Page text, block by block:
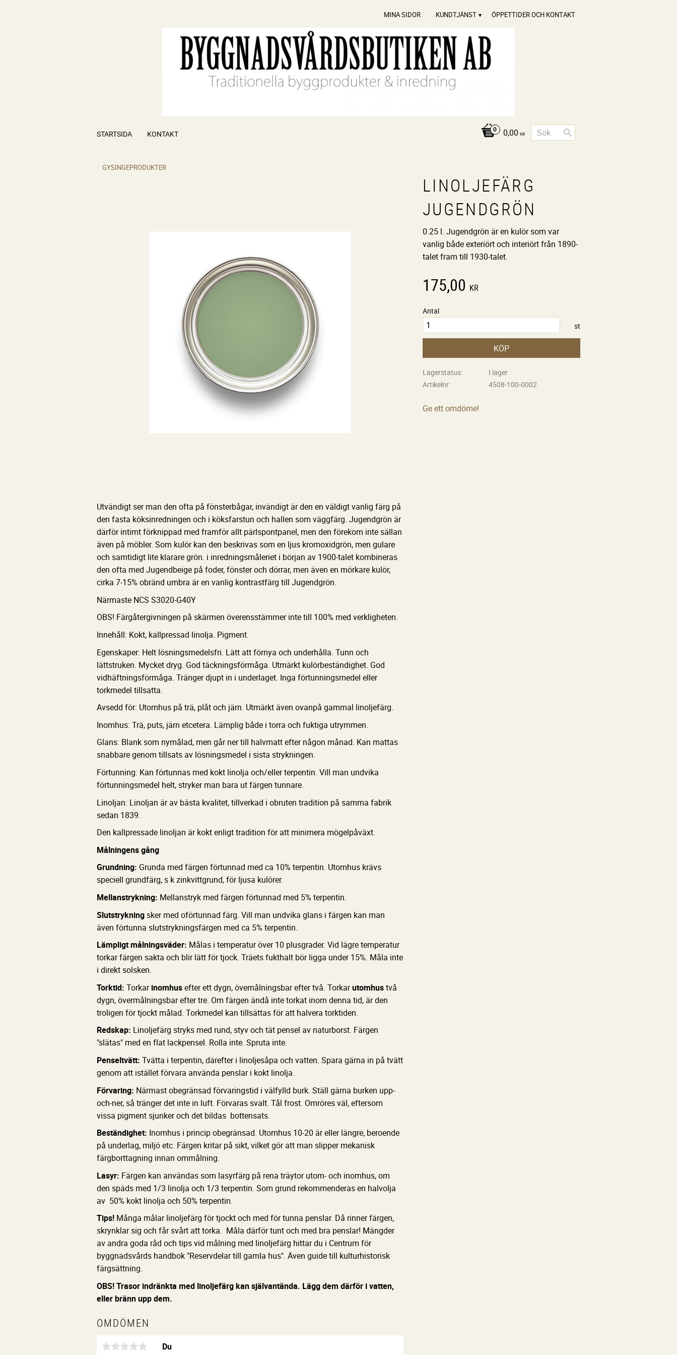
MINA SIDOR KUNDTJÄNST ÖPPETTIDER OCH KONTAKT
0,00 KR
STARTSIDA KONTAKT
GYSINGEPRODUKTER
LINOLJEFÄRG
JUGENDGRÖN
0.25 l. Jugendgrön är en kulör som var
vanlig både exteriört och interiört från 1890-
talet fram till 1930-talet.
175,00 KR
Antal
st
KÖP
Lagerstatus
I lager
Artikelnr
4508-100-0002
Ge ett omdöme!
Utvändigt ser man den ofta på fönsterbågar, invändigt är den en väldigt vanlig färg på
den fasta köksinredningen och i köksfarstun och hallen som väggfärg. Jugendgrön är
därför intimt förknippad med framför allt pärlspontpanel, men den förekom inte sällan
även på möbler. Som kulör kan den beskrivas som en ljus kromoxidgrön, men gulare
och samtidigt lite klarare grön. i inredningsmåleriet i början av 1900-talet kombineras
den ofta med Jugendbeige på foder, fönster och dörrar, men även en mörkare kulör,
cirka 7-15% obränd umbra är en vanlig kontrastfärg till Jugendgrön.
Närmaste NCS S3020-G40Y
OBS! Färgåtergivningen på skärmen överensstämmer inte till 100% med verkligheten.
Innehåll: Kokt, kallpressad linolja. Pigment.
Egenskaper: Helt lösningsmedelsfri. Lätt att förnya och underhålla. Tunn och
lättstruken. Mycket dryg. God täckningsförmåga. Utmärkt kulörbeständighet. God
vidhäftningsförmåga. Tränger djupt in i underlaget. Inga förtunningsmedel eller
torkmedel tillsatta.
Avsedd för: Utomhus på trä, plåt och järn. Utmärkt även ovanpå gammal linoljefärg.
Inomhus: Trä, puts, järn etcetera. Lämplig både i torra och fuktiga utrymmen.
Glans: Blank som nymålad, men går ner till halvmatt efter någon månad. Kan mattas
snabbare genom tillsats av lösningsmedel i sista strykningen.
Förtunning: Kan förtunnas med kokt linolja och/eller terpentin. Vill man undvika
förtunningsmedel helt, stryker man bara ut färgen tunnare.
Linoljan: Linoljan är av bästa kvalitet, tillverkad i obruten tradition på samma fabrik
sedan 1839.
Den kallpressade linoljan är kokt enligt tradition för att minimera mögelpåväxt.
Målningens gång
Grundning: Grunda med färgen förtunnad med ca 10% terpentin. Utomhus krävs
speciell grundfärg, s k zinkvittgrund, för ljusa kulörer.
Mellanstrykning: Mellanstryk med färgen förtunnad med 5% terpentin.
Slutstrykningsker med oförtunnad färg. Vill man undvika glans i färgen kan man
även förtunna slutstrykningsfärgen med ca 5% terpentin.
Lämpligt målningsväder: Målas i temperatur över 10 plusgrader. Vid lägre temperatur
torkar färgen sakta och blir lätt för tjock. Träets fukthalt bör ligga under 15%. Måla inte
i direkt solsken.
Torktid: Torkarinomhusefter ett dygn, övemålningsbar efter två. Torkarutomhustvå
dygn, övermålningsbar efter tre. Om färgen ändå inte torkat inom denna tid, är den
troligen för tjockt målad. Torkmedel kan tillsättas för att halvera torktiden.
Redskap: Linoljefärg stryks med rund, styv och tät pensel av naturborst. Färgen
"slätas" med en flat lackpensel. Rolla inte. Spruta inte.
Penseltvätt: Tvätta i terpentin, därefter i linoljesåpa och vatten. Spara gärna in på tvätt
genom att istället förvara använda penslar i kokt linolja.
Förvaring: Närmast obegränsad förvaringstid i välfylld burk. Ställ gärna burken upp-
och-ner, så tränger det inte in luft. Förvaras svalt. Tål frost. Omröres väl, eftersom
vissa pigment sjunker och det bildas bottensats.
Beständighet: Inomhus i princip obegränsad. Utomhus 10-20 är eller längre, beroende
på underlag, miljö etc. Färgen kritar på sikt, vilket gör att man slipper mekanisk
färgborttagning innan ommålning.
Lasyr: Färgen kan användas som lasyrfärg på rena träytor utom- och inomhus, om
den späds med 1/3 linolja och 1/3 terpentin. Som grund rekommenderas en halvolja
av 50% kokt linolja och 50% terpentin.
Tips! Många målar linoljefärg för tjockt och med för tunna penslar. Då rinner färgen,
skrynklar sig och får svårt att torka. Måla därför tunt och med bra penslar! Mängder
av andra goda råd och tips vid målning med linoljefärg hittar du i Centrum för
byggnadsvårds handbok "Reservdelar till gamla hus". Även guide till kulturhistorisk
färgsättning.
OBS! Trasor indränkta med linoljefärg kan självantända. Lägg dem därför i vatten,
eller bränn upp dem.
OMDÖMEN
Du